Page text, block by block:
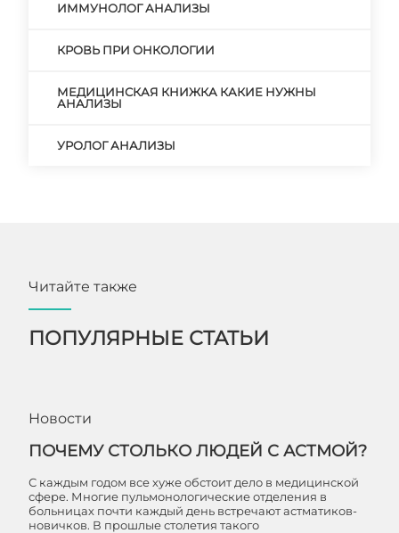
ИММУНОЛОГ АНАЛИЗЫ
КРОВЬ ПРИ ОНКОЛОГИИ
МЕДИЦИНСКАЯ КНИЖКА КАКИЕ НУЖНЫ
АНАЛИЗЫ
УРОЛОГ АНАЛИЗЫ
Читайте также
ПОПУЛЯРНЫЕ СТАТЬИ
Новости
ПОЧЕМУ СТОЛЬКО ЛЮДЕЙ С АСТМОЙ?
С каждым годом все хуже обстоит дело в медицинской
сфере. Многие пульмонологические отделения в
больницах почти каждый день встречают астматиков-
новичков. В прошлые столетия такого